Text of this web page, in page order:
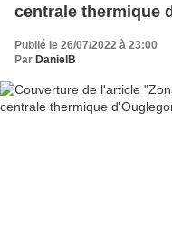
centrale thermique
Publié le 26/07/2022 à 23:00
Par DanielB